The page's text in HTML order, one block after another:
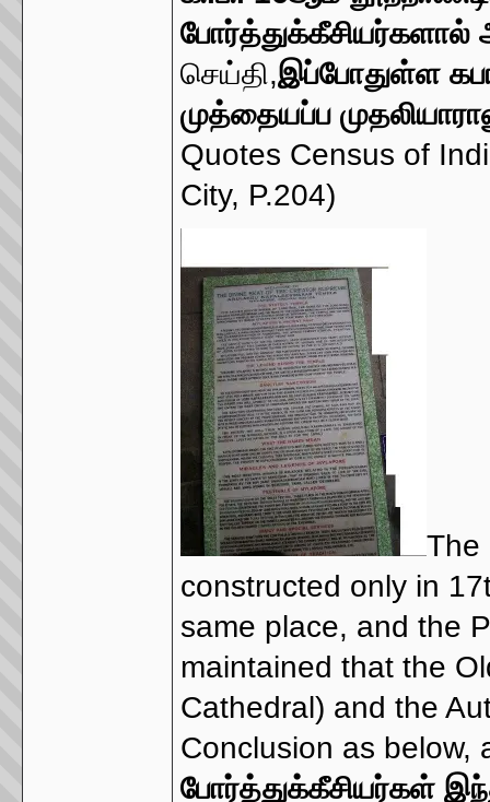
போர்த்துக்கீசியர்களால்
செய்தி,இப்போதுள்ள
முத்தையப்ப
Quotes Census of
City, P.204)
The
constructed only in
same place, and the
maintained that the
Cathedral) and the
Conclusion as below,
போர்த்துக்கீசியர்கள்